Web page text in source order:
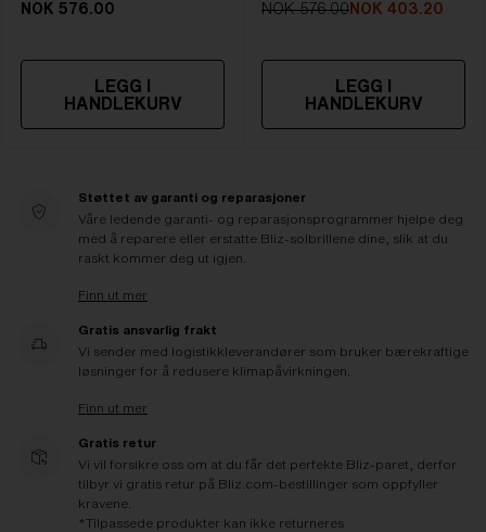
NOK 576.00
LEGG I
HANDLEKURV
NOK 576.00 NOK 403.20
LEGG I
HANDLEKURV
Støttet av garanti og reparasjoner
Våre ledende garanti- og reparasjonsprogrammer hjelpe deg
med å reparere eller erstatte Bliz-solbrillene dine, slik at du
raskt kommer deg ut igjen.
Finn ut mer
Gratis ansvarlig frakt
Vi sender med logistikkleverandører som bruker bærekraftige
løsninger for å redusere klimapåvirkningen.
Finn ut mer
Gratis retur
Vi vil forsikre oss om at du får det perfekte Bliz-paret, derfor
tilbyr vi gratis retur på Bliz.com-bestillinger som oppfyller
kravene.
*Tilpassede produkter kan ikke returneres